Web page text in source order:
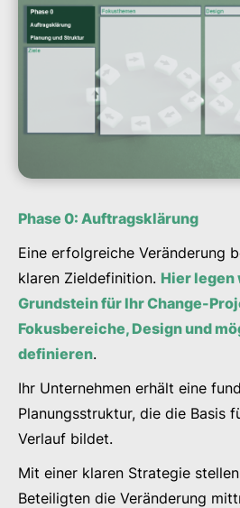
Phase 0: Auftragsklärung
Eine erfolgreiche Veränderung
klaren Zieldefinition. Hier legen
Grundstein für Ihr Change-
Fokusbereiche, Design und
definieren.
Ihr Unternehmen erhält eine
Planungsstruktur, die die Basis
Verlauf bildet.
Mit einer klaren Strategie
Beteiligten die Veränderung